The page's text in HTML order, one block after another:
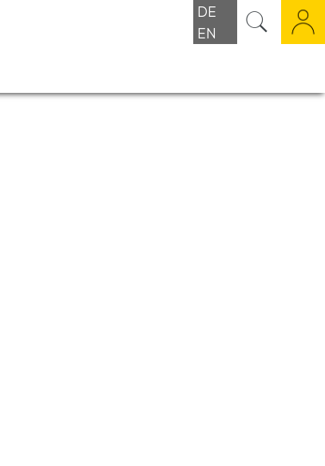
DE
EN